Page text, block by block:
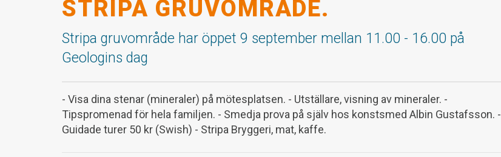
STRIPA GRUVOMRÅDE.
Stripa gruvområde har öppet 9 september mellan 11.00 - 16.00 på
Geologins dag
- Visa dina stenar (mineraler) på mötesplatsen. - Utställare, visning av mineraler. -
Tipspromenad för hela familjen. - Smedja prova på själv hos konstsmed Albin Gustafsson. -
Guidade turer 50 kr (Swish) - Stripa Bryggeri, mat, kaffe.